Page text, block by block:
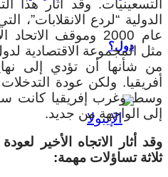
دول؟
التسعينيات. وقد أثار هذا
الدولية “لردع
عام 2000 وموقف
مثل المجموعة الاقتصادية
من شأنها أن تؤدي إلى
أفريقيا. ولكن عودة
وسط وغرب إفريقيا كانت
إلى الواجهة من جديد.
وقد أثار الاتجاه الأخير
ثلاثة تساؤلات مهمة: